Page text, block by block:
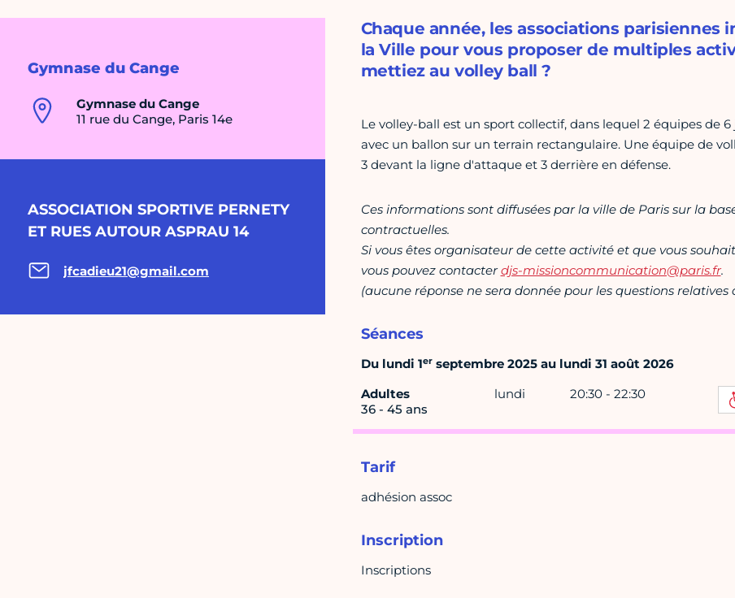
Gymnase du Cange
Gymnase du Cange
11 rue du Cange, Paris 14e
ASSOCIATION SPORTIVE PERNETY
ET RUES AUTOUR ASPRAU 14
jfcadieu21@gmail.com
Chaque année, les associations
la Ville pour vous proposer de multiples
mettiez au volley ball ?
Le volley-ball est un sport collectif, dans lequel 2 équipes de
avec un ballon sur un terrain rectangulaire. Une équipe de
3 devant la ligne d'attaque et 3 derrière en défense.
Ces informations sont diffusées par la ville de Paris sur la
contractuelles.
Si vous êtes organisateur de cette activité et que vous
vous pouvez contacterdjs-missioncommunication@paris.fr.
(aucune réponse ne sera donnée pour les questions
Séances
Du lundi 1erseptembre 2025 au lundi 31 août 2026
Adultes
36 - 45 ans
lundi 20:30 - 22:30
Tarif
adhésion assoc
Inscription
Inscriptions